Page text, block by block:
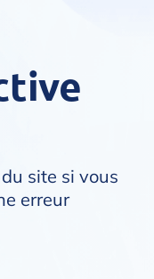
site si vous
erreur